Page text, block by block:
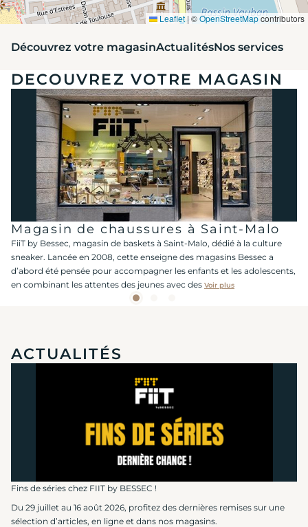
Leaflet|©OpenStreetMapcontributors
Découvrez votre magasinActualitésNos services
DECOUVREZ VOTRE MAGASIN
Magasin de chaussures à Saint-Malo
FiiT by Bessec, magasin de baskets à Saint-Malo, dédié à la culture
sneaker. Lancée en 2008, cette enseigne des magasins Bessec a
d’abord été pensée pour accompagner les enfants et les adolescents,
en combinant les attentes des jeunes avec des Voir plus
ACTUALITÉS
Fins de séries chez FIIT by BESSEC !
Du 29 juillet au 16 août 2026, profitez des dernières remises sur une
sélection d’articles, en ligne et dans nos magasins.